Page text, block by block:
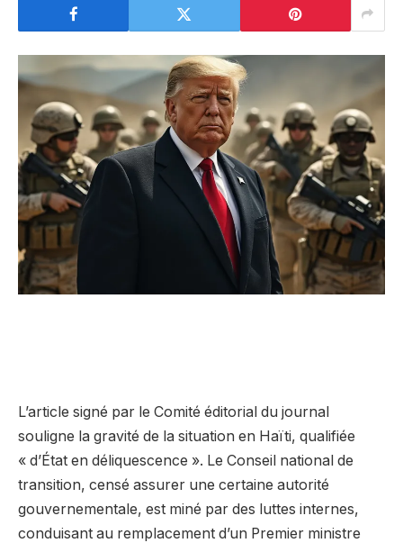
L’article signé par le Comité éditorial du journal
souligne la gravité de la situation en Haïti, qualifiée
« d’État en déliquescence ». Le Conseil national de
transition, censé assurer une certaine autorité
gouvernementale, est miné par des luttes internes,
conduisant au remplacement d’un Premier ministre